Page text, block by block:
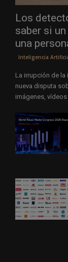
Los
saber si
una
Inteligencia
La irrupción de la
nueva disputa
imágenes, vídeos